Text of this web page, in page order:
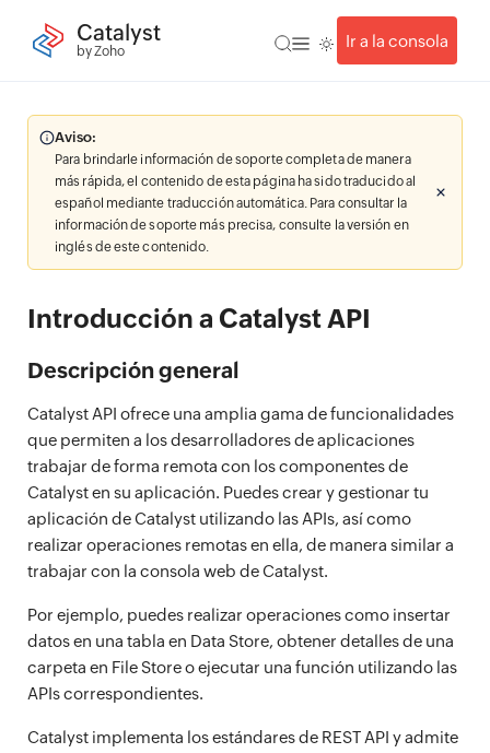
Catalyst
by Zoho
Ir a la consola
Aviso:
Para brindarle información de soporte completa de manera
más rápida, el contenido de esta página ha sido traducido al
español mediante traducción automática. Para consultar la
información de soporte más precisa, consulte la versión en
inglés de este contenido.
Introducción a Catalyst API
Descripción general
Catalyst API ofrece una amplia gama de funcionalidades
que permiten a los desarrolladores de aplicaciones
trabajar de forma remota con los componentes de
Catalyst en su aplicación. Puedes crear y gestionar tu
aplicación de Catalyst utilizando las APIs, así como
realizar operaciones remotas en ella, de manera similar a
trabajar con la consola web de Catalyst.
Por ejemplo, puedes realizar operaciones como insertar
datos en una tabla en Data Store, obtener detalles de una
carpeta en File Store o ejecutar una función utilizando las
APIs correspondientes.
Catalyst implementa los estándares de REST API y admite